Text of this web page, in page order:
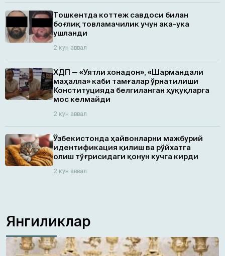
Тошкентда коттеж савдоси билан
боғлиқ товламачилик учун ака-ука
ушланди
2 кун аввал
ХДП — «Уятли хонадон», «Шармандали
маҳалла» каби тамғалар ўрнатилиши
Конституцияда белгиланган ҳуқуқларга
мос келмайди
2 кун аввал
Ўзбекистонда ҳайвонларни мажбурий
идентификация қилиш ва рўйхатга
олиш тўғрисидаги қонун кучга кирди
2 кун аввал
Янгиликлар